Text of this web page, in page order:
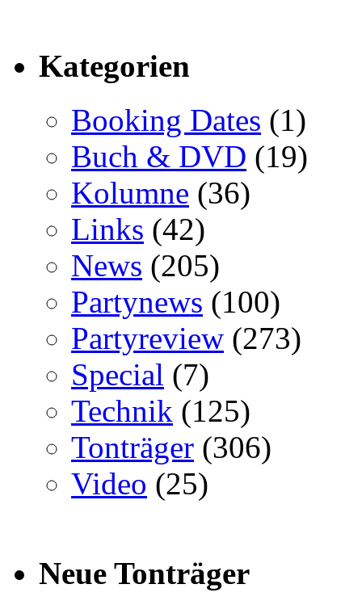
Kategorien
Booking Dates (1)
Buch & DVD (19)
Kolumne (36)
Links (42)
News (205)
Partynews (100)
Partyreview (273)
Special (7)
Technik (125)
Tonträger (306)
Video (25)
Neue Tonträger